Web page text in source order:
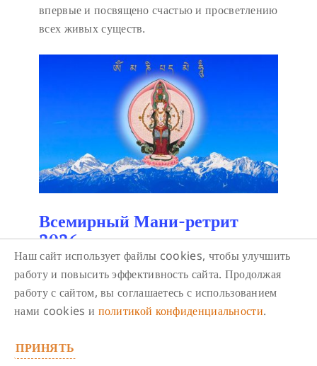
впервые и посвящено счастью и просветлению
всех живых существ.
Всемирный Мани-ретрит
2026
19 сентября/ 17:00-18:30
Это масштабное мероприятие проводится
впервые и посвящено счастью и просветлению
Наш сайт использует файлы cookies, чтобы улучшить
работу и повысить эффективность сайта. Продолжая
работу с сайтом, вы соглашаетесь с использованием
нами cookies и политикой конфиденциальности.
ПРИНЯТЬ